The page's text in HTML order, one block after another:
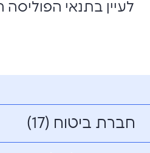
לעיין בתנאי
חברת ביטוח (17)